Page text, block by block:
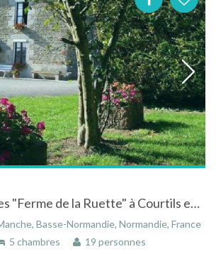
Chambres d'hôtes "Ferme de la Ruette" à Courtils en Basse-Normandie
Basse-Normandie, Normandie, France
5 chambres 19 personnes